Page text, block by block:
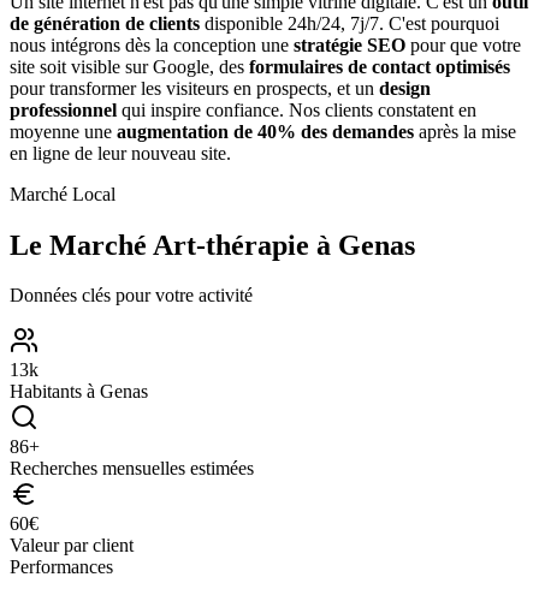
de génération de clients disponible 24h/24, 7j/7. C'est pourquoi
nous intégrons dès la conception une stratégie SEO pour que votre
site soit visible sur Google, des formulaires de contact optimisés
pour transformer les visiteurs en prospects, et un design
professionnel qui inspire confiance. Nos clients constatent en
moyenne une augmentation de 40% des demandes après la mise
en ligne de leur nouveau site.
Marché Local
Le Marché Art-thérapie à Genas
Données clés pour votre activité
13k
Habitants à Genas
86+
Recherches mensuelles estimées
60€
Valeur par client
Performances